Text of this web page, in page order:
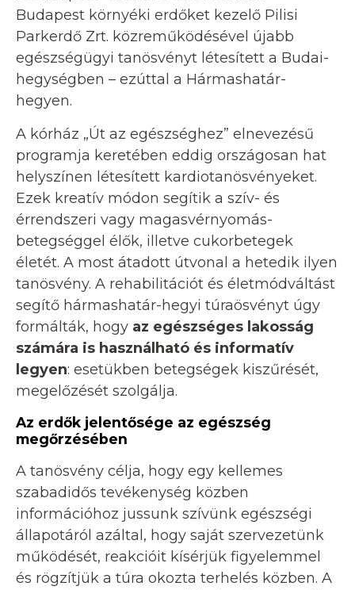
Budapest környéki erdőket kezelő Pilisi
Parkerdő Zrt. közreműködésével újabb
egészségügyi tanösvényt létesített a Budai-
hegységben – ezúttal a Hármashatár-
hegyen.
A kórház „Út az egészséghez” elnevezésű
programja keretében eddig országosan hat
helyszínen létesített kardiotanösvényeket.
Ezek kreatív módon segítik a szív- és
érrendszeri vagy magasvérnyomás-
betegséggel élők, illetve cukorbetegek
életét. A most átadott útvonal a hetedik ilyen
tanösvény. A rehabilitációt és életmódváltást
segítő hármashatár-hegyi túraösvényt úgy
formálták, hogy az egészséges lakosság
számára is használható és informatív
legyen: esetükben betegségek kiszűrését,
megelőzését szolgálja.
Az erdők jelentősége az egészség
megőrzésében
A tanösvény célja, hogy egy kellemes
szabadidős tevékenység közben
információhoz jussunk szívünk egészségi
állapotáról azáltal, hogy saját szervezetünk
működését, reakcióit kísérjük figyelemmel
és rögzítjük a túra okozta terhelés közben. A